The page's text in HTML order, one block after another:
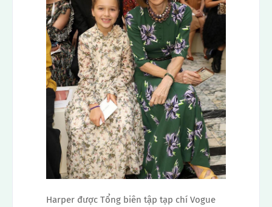
Harper được Tổng biên tập tạp chí Vogue